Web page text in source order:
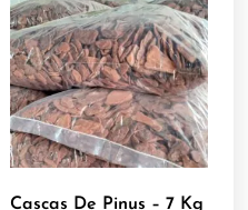
Cascas De Pinus – 7 Kg